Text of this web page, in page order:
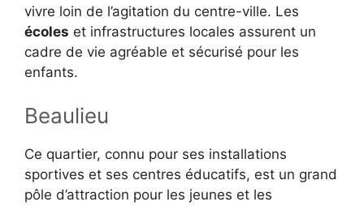
vivre loin de l’agitation du centre-ville. Les
écoles et infrastructures locales assurent un
cadre de vie agréable et sécurisé pour les
enfants.
Beaulieu
Ce quartier, connu pour ses installations
sportives et ses centres éducatifs, est un grand
pôle d’attraction pour les jeunes et les